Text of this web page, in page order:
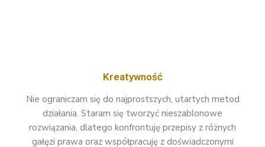
Kreatywność
Nie ograniczam się do najprostszych, utartych metod
działania. Staram się tworzyć nieszablonowe
rozwiązania, dlatego konfrontuję przepisy z różnych
gałęzi prawa oraz współpracuję z doświadczonymi